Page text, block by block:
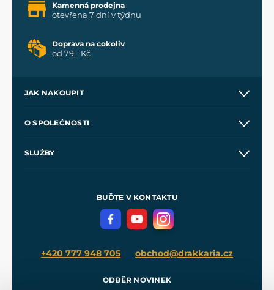
Kamenná prodejna
otevřena 7 dní v týdnu
Doprava na cokoliv
od 79,- Kč
JAK NAKOUPIT
Velkoobchod
O SPOLEČNOSTI
SLUŽBY
Meče pro Kingdom Come
BUĎTE V KONTAKTU
+420 777 948 705 obchod@drakkaria.cz
ODBĚR NOVINEK